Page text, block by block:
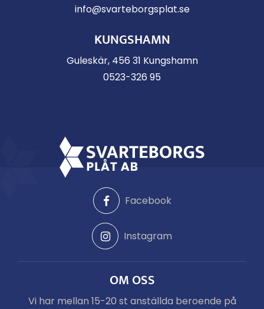
info@svarteborgsplat.se
KUNGSHAMN
Guleskär, 456 31 Kungshamn
0523-326 95
Facebook
Instagram
OM OSS
Vi har mellan 15-20 st anställda beroende på